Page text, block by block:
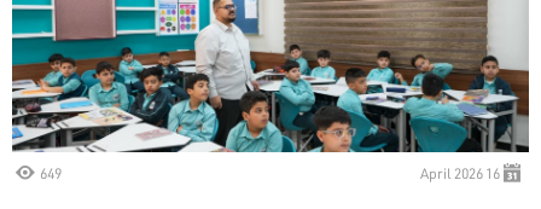
16 April 2026
649